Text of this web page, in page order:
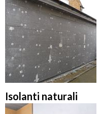
Isolanti naturali